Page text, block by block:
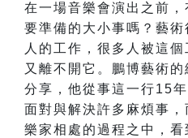
在一場音樂會演出之前
要準備的大小事嗎？藝
人的工作，很多人被這
又離不開它。鵬博藝術
分享，他從事這一行15
面對與解決許多麻煩事
樂家相處的過程之中，